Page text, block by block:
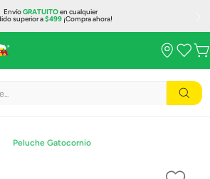
EnvíoGRATUITOen cualquier
superior a$499¡Compra ahora!
Peluche Gatocornio